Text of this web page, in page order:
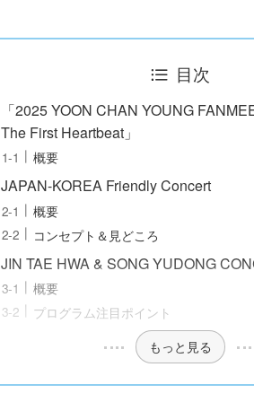
目次
「2025 YOON CHAN YOUNG
The First Heartbeat」
概要
JAPAN-KOREA Friendly Concert
概要
コンセプト＆見どころ
JIN TAE HWA & SONG YUDONG
概要
プログラム注目ポイント
もっと見る